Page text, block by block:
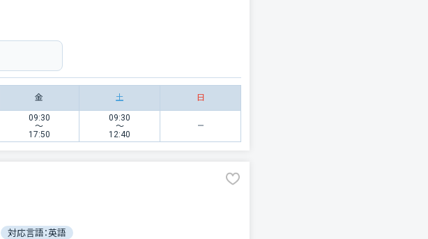
金 土 日
09:30
〜
17:50
09:30
〜
12:40
対応言語：英語